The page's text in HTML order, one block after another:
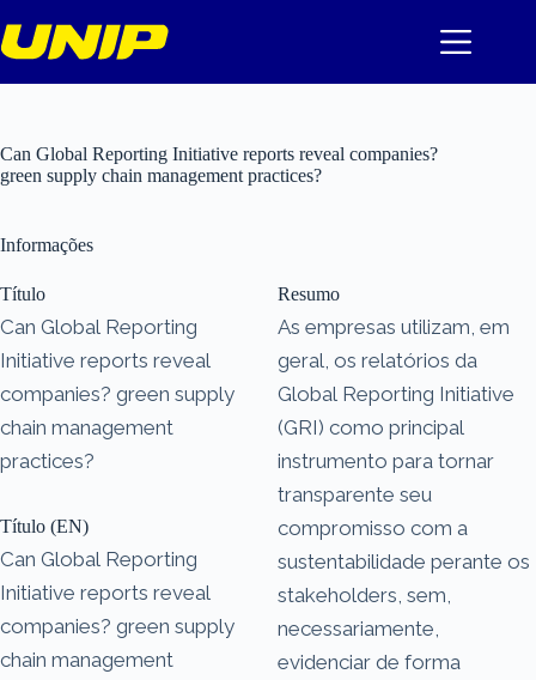
para
o
Can Global Reporting Initiative reports reveal companies?
green supply chain management practices?
Informações
Título
Can Global Reporting
Initiative reports reveal
companies? green supply
chain management
practices?
Título (EN)
Can Global Reporting
Initiative reports reveal
companies? green supply
chain management
Resumo
As empresas utilizam, em
geral, os relatórios da
Global Reporting Initiative
(GRI) como principal
instrumento para tornar
transparente seu
compromisso com a
sustentabilidade perante os
stakeholders, sem,
necessariamente,
evidenciar de forma